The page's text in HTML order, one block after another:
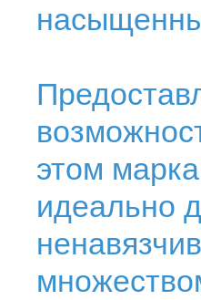
этом
идеально